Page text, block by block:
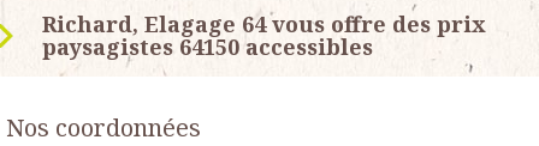
Richard, Elagage 64 vous offre des prix
paysagistes 64150 accessibles
Nos coordonnées